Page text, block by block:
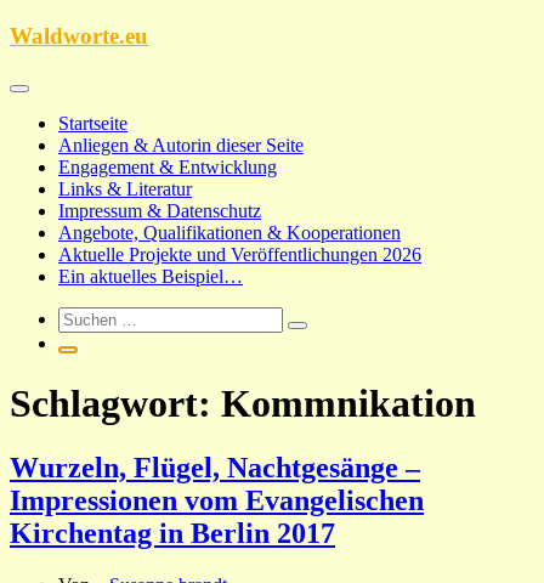
Zum
Waldworte.eu
Startseite
Anliegen & Autorin dieser Seite
Engagement & Entwicklung
Links & Literatur
Impressum & Datenschutz
Angebote, Qualifikationen & Kooperationen
Aktuelle Projekte und Veröffentlichungen 2026
Ein aktuelles Beispiel…
Schlagwort: Kommnikation
Wurzeln, Flügel, Nachtgesänge –
Impressionen vom Evangelischen
Kirchentag in Berlin 2017